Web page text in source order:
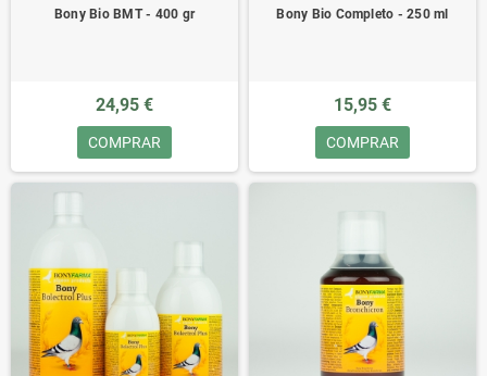
Bony Bio BMT - 400 gr
24,95 €
COMPRAR
Bony Bio Completo - 250 ml
15,95 €
COMPRAR